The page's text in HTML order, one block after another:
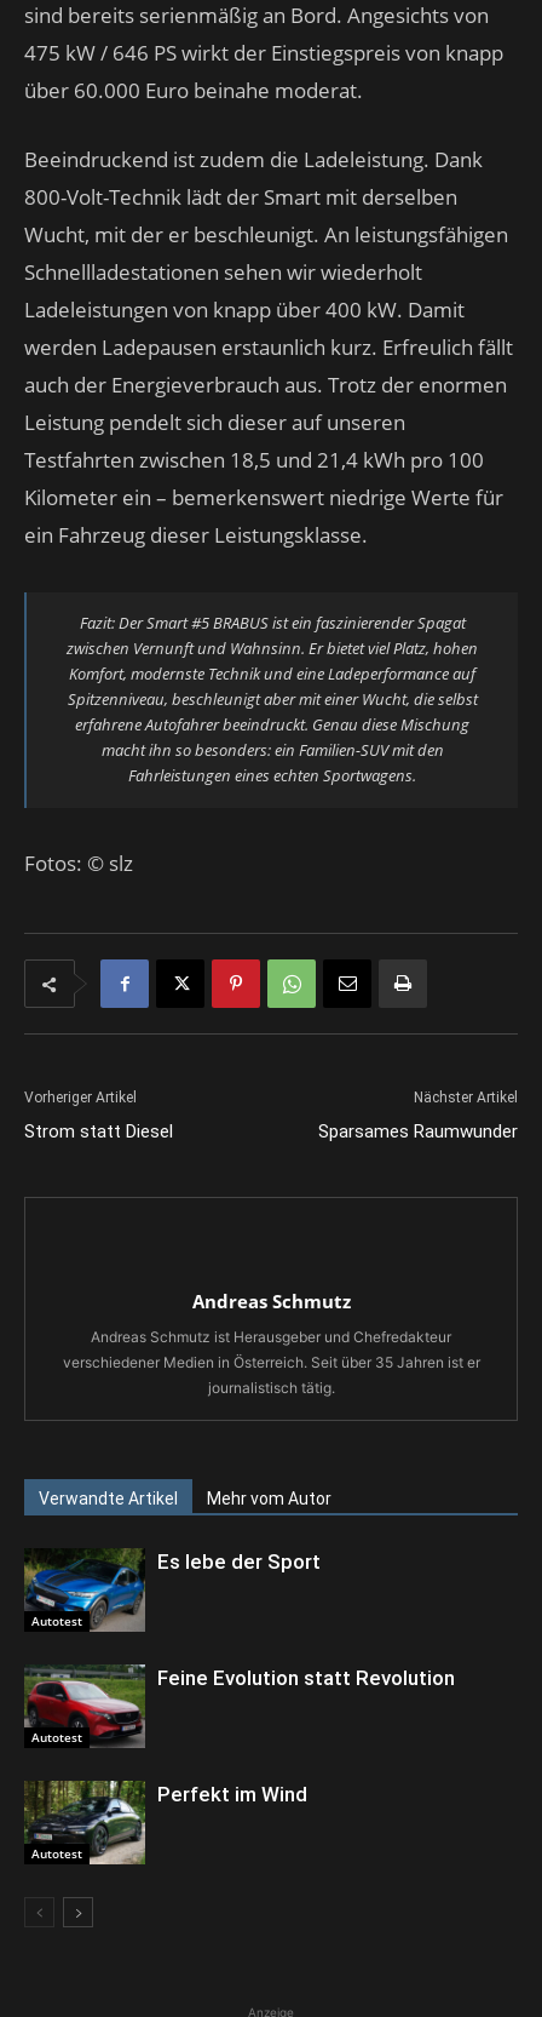
sind bereits serienmäßig an Bord. Angesichts von
475 kW / 646 PS wirkt der Einstiegspreis von knapp
über 60.000 Euro beinahe moderat.
Beeindruckend ist zudem die Ladeleistung. Dank
800-Volt-Technik lädt der Smart mit derselben
Wucht, mit der er beschleunigt. An leistungsfähigen
Schnellladestationen sehen wir wiederholt
Ladeleistungen von knapp über 400 kW. Damit
werden Ladepausen erstaunlich kurz. Erfreulich fällt
auch der Energieverbrauch aus. Trotz der enormen
Leistung pendelt sich dieser auf unseren
Testfahrten zwischen 18,5 und 21,4 kWh pro 100
Kilometer ein – bemerkenswert niedrige Werte für
ein Fahrzeug dieser Leistungsklasse.
Fazit: Der Smart #5 BRABUS ist ein faszinierender Spagat
zwischen Vernunft und Wahnsinn. Er bietet viel Platz, hohen
Komfort, modernste Technik und eine Ladeperformance auf
Spitzenniveau, beschleunigt aber mit einer Wucht, die selbst
erfahrene Autofahrer beeindruckt. Genau diese Mischung
macht ihn so besonders: ein Familien-SUV mit den
Fahrleistungen eines echten Sportwagens.
Fotos: © slz
Vorheriger Artikel
Strom statt Diesel
Nächster Artikel
Sparsames Raumwunder
Andreas Schmutz
Andreas Schmutz ist Herausgeber und Chefredakteur
verschiedener Medien in Österreich. Seit über 35 Jahren ist er
journalistisch tätig.
Verwandte Artikel Mehr vom Autor
Autotest
Es lebe der Sport
Autotest
Feine Evolution statt Revolution
Autotest
Perfekt im Wind
Anzeige